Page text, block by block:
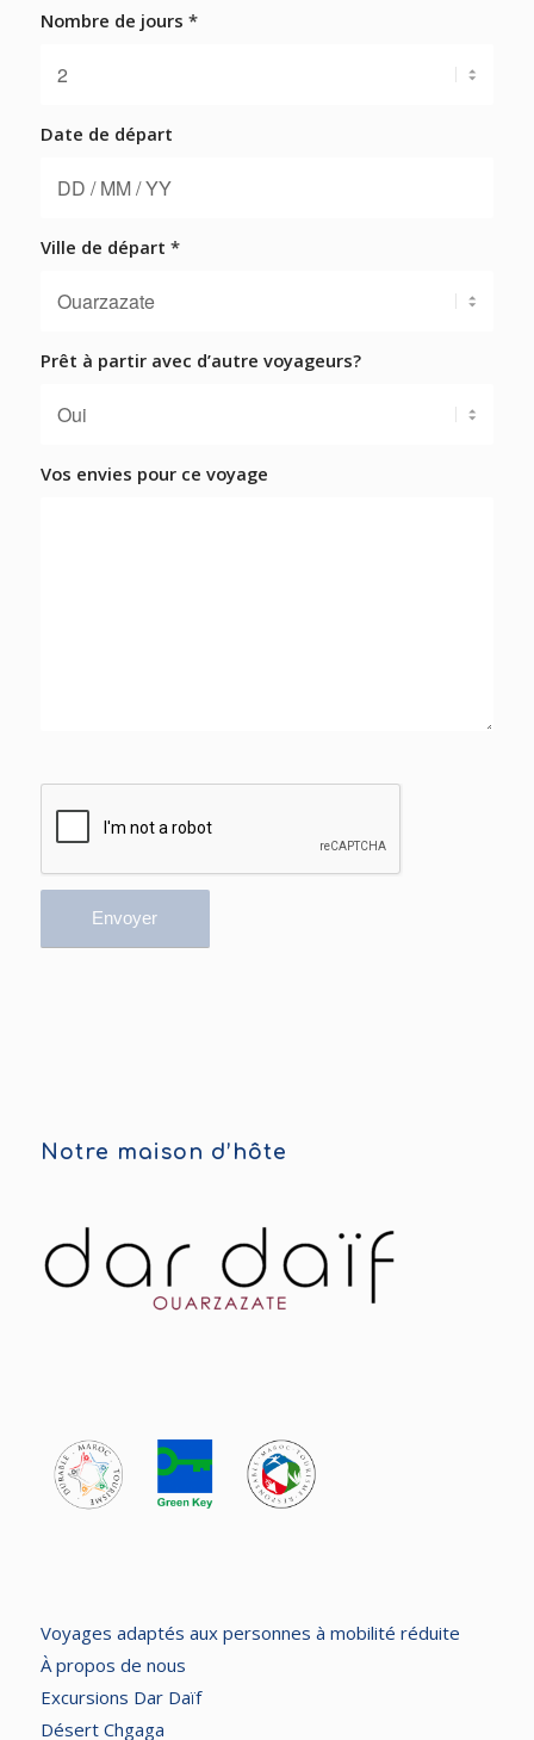
Nombre de jours *
Date de départ
Ville de départ *
Prêt à partir avec d’autre voyageurs?
Vos envies pour ce voyage
Notre maison d’hôte
Voyages adaptés aux personnes à mobilité réduite
À propos de nous
Excursions Dar Daïf
Désert Chgaga